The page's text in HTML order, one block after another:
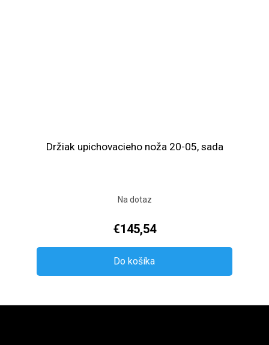
Držiak upichovacieho noža 20-05, sada
Na dotaz
€145,54
Do košíka